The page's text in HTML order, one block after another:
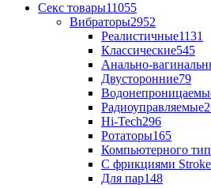
Секс товары11055
Вибраторы2952
Реалистичные1131
Классические545
Анально-
Двусторонние79
Радиоуправляемые
Hi-Tech296
Ротаторы165
Компьютерного
С фрикциями
Для пар148